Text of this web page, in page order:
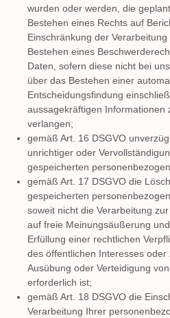
wurden oder werden, die
Bestehen eines Rechts auf
Einschränkung der
Bestehen eines
Daten, sofern diese nicht bei
über das Bestehen einer
Entscheidungsfindung
aussagekräftigen Informationen
verlangen;
gemäß Art. 16 DSGVO
unrichtiger oder
gespeicherten
gemäß Art. 17 DSGVO die
gespeicherten
soweit nicht die Verarbeitung
auf freie Meinungsäußerung
Erfüllung einer rechtlichen
des öffentlichen Interesses
Ausübung oder Verteidigung
erforderlich ist;
gemäß Art. 18 DSGVO die
Verarbeitung Ihrer